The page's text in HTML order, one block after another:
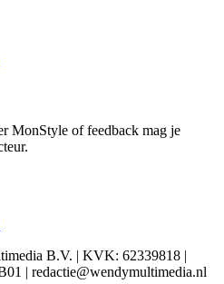
MonStyle of feedback mag je
B.V. | KVK: 62339818 |
| redactie@wendymultimedia.nl